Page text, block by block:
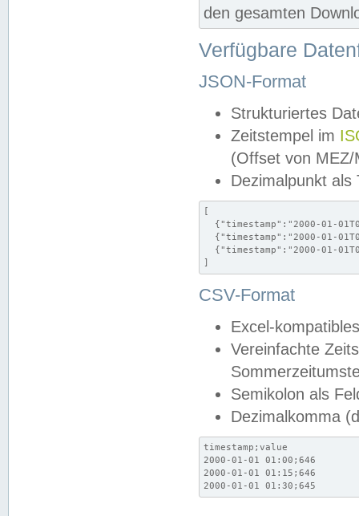
den gesamten
Verfügbare
JSON-Format
Strukturiertes
Zeitstempel im
(Offset von MEZ/
Dezimalpunkt als
[
{"timestamp":"2000-01-
{"timestamp":"2000-01-
{"timestamp":"2000-01-
]
CSV-Format
Excel-
Vereinfachte
Semikolon als
Dezimalkomma
timestamp;value
2000-01-01 01:00;646
2000-01-01 01:15;646
2000-01-01 01:30;645